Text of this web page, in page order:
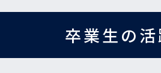
卒業生の活